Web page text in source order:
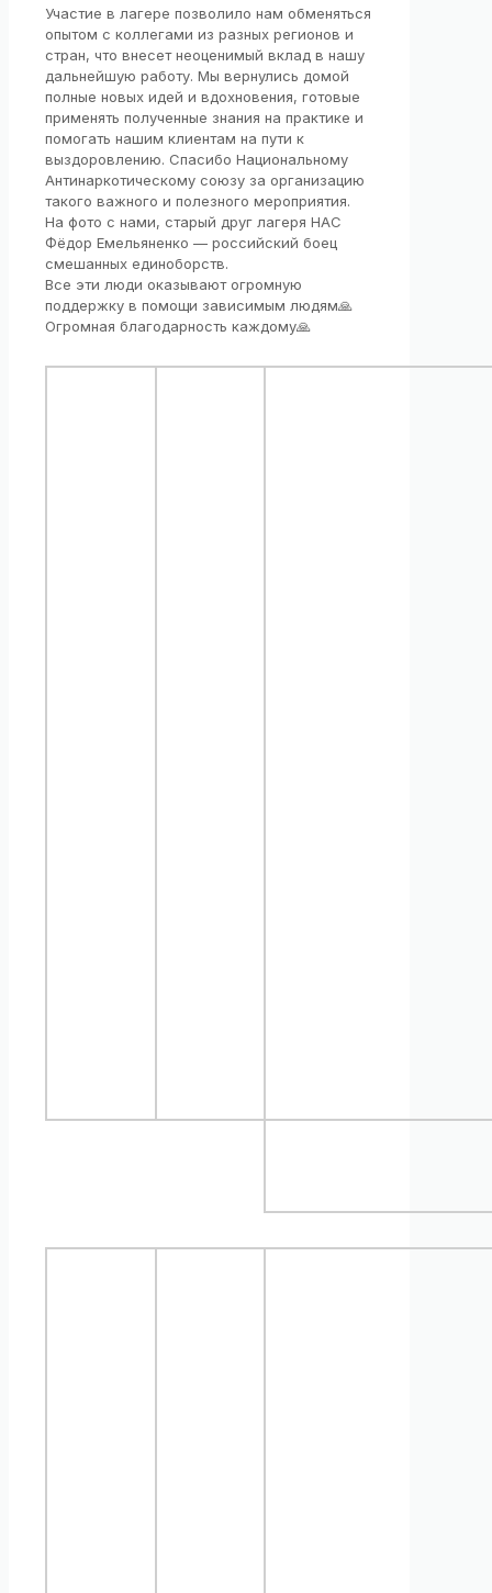
Участие в лагере позволило нам обменяться
опытом с коллегами из разных регионов и
стран, что внесет неоценимый вклад в нашу
дальнейшую работу. Мы вернулись домой
полные новых идей и вдохновения, готовые
применять полученные знания на практике и
помогать нашим клиентам на пути к
выздоровлению. Спасибо Национальному
Антинаркотическому союзу за организацию
такого важного и полезного мероприятия.
На фото с нами, старый друг лагеря НАС
Фёдор Емельяненко — российский боец
смешанных единоборств.
Все эти люди оказывают огромную
поддержку в помощи зависимым людям🙏
Огромная благодарность каждому🙏